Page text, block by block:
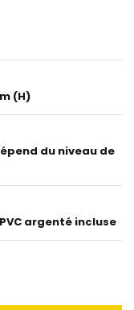
(H)
du niveau de
argenté incluse